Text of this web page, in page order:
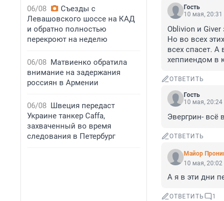
06/08
Съезды с
Левашовского шоссе на КАД
и обратно полностью
перекроют на неделю
06/08 Матвиенко обратила
внимание на задержания
россиян в Армении
06/08 Швеция передаст
Украине танкер Caffa,
захваченный во время
следования в Петербург
Гость
10 мая, 20:31
Oblivion и
Но во всех
всех спасет. А
хеппиендом в
ОТВЕТИТЬ
Гость
10 мая, 20:24
Эвергрин- всё
ОТВЕТИТЬ
Майор
10 мая, 20:02
А я в эти дни
ОТВЕТИТЬ 1